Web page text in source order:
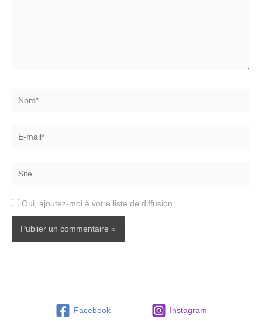
mail*
Oui, ajoutez-moi à votre liste de diffusion
Facebook Instagram